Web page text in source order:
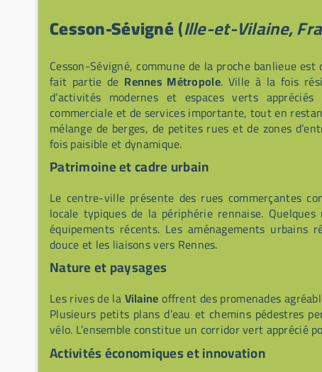
Cesson-Sévigné(Ille-et-Vilaine,
Cesson-Sévigné, commune de la proche banlieue est
fait partie de Rennes Métropole. Ville à la fois
d’activités modernes et espaces verts
commerciale et de services importante, tout en
mélange de berges, de petites rues et de zones
fois paisible et dynamique.
Patrimoine et cadre urbain
Le centre-ville présente des rues commerçantes
locale typiques de la périphérie rennaise.
équipements récents. Les aménagements
douce et les liaisons vers Rennes.
Nature et paysages
Les rives de laVilaineoffrent des promenades
Plusieurs petits plans d’eau et chemins pédestres
vélo. L’ensemble constitue un corridor vert apprécié
Activités économiques et innovation